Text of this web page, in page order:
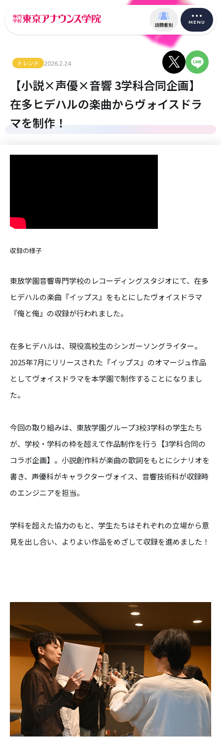
訪問者別 MENU
トレンド 2026.2.24
【小説×声優×音響 3学科合同企画】
在多ヒデハルの楽曲からヴォイスドラ
マを制作！
収録の様子
東放学園音響専門学校のレコーディングスタジオにて、在多
ヒデハルの楽曲『イップス』をもとにしたヴォイスドラマ
『俺と俺』の収録が行われました。
在多ヒデハルは、現役高校生のシンガーソングライター。
2025年7月にリリースされた『イップス』のオマージュ作品
としてヴォイスドラマを本学園で制作することになりまし
た。
今回の取り組みは、東放学園グループ3校3学科の学生たち
が、学校・学科の枠を超えて作品制作を行う【3学科合同の
コラボ企画】。小説創作科が楽曲の歌詞をもとにシナリオを
書き、声優科がキャラクターヴォイス、音響技術科が収録時
のエンジニアを担当。
学科を超えた協力のもと、学生たちはそれぞれの立場から意
見を出し合い、よりよい作品をめざして収録を進めました！